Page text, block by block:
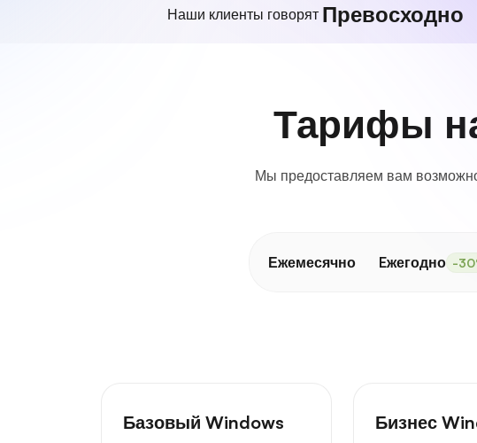
Наши клиенты говорят Превосходно
Тарифы
Мы предоставляем вам
Ежемесячно Eжегодно -
Базовый Windows
Бизнес